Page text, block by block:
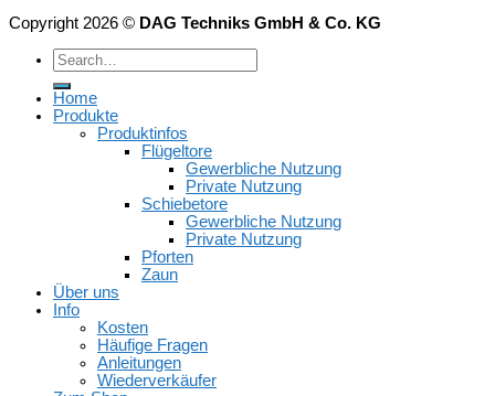
Copyright 2026 © DAG Techniks GmbH & Co. KG
Home
Produkte
Produktinfos
Flügeltore
Gewerbliche Nutzung
Private Nutzung
Schiebetore
Gewerbliche Nutzung
Private Nutzung
Pforten
Zaun
Über uns
Info
Kosten
Häufige Fragen
Anleitungen
Wiederverkäufer